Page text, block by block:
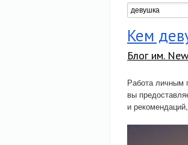
Кем
Блог им.
Работа личным
вы
и